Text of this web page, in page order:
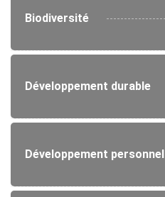
Biodiversité
Développement durable
Développement personnel